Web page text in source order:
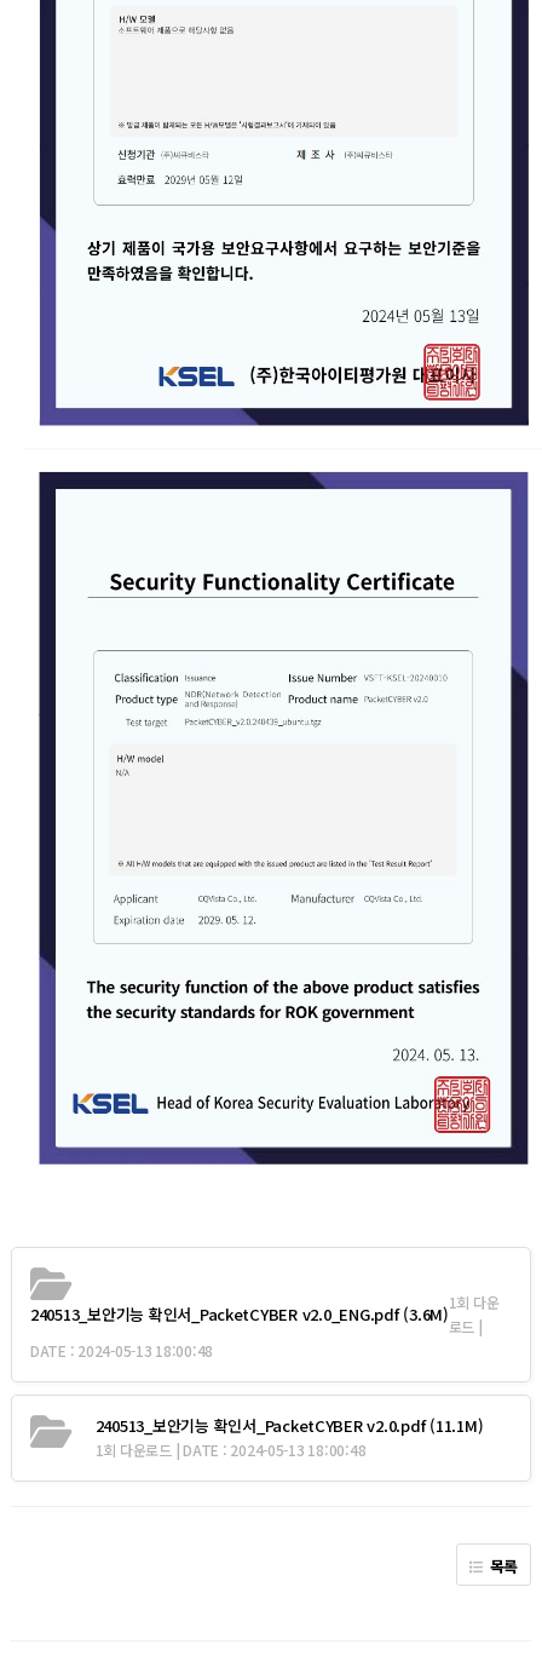
240513_보안기능 확인서_PacketCYBER v2.0_ENG.pdf(3.6M)
1회 다운
로드 |
DATE : 2024-05-13 18:00:48
240513_보안기능 확인서_PacketCYBER v2.0.pdf(11.1M)
1회 다운로드 | DATE : 2024-05-13 18:00:48
목록